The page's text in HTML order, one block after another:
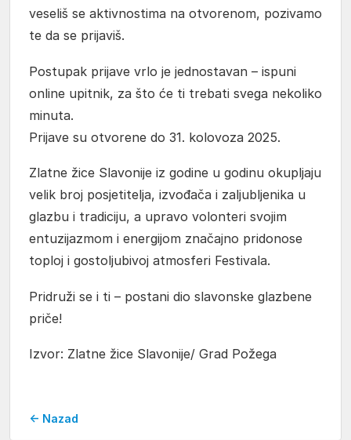
veseliš se aktivnostima na otvorenom, pozivamo
te da se prijaviš.
Postupak prijave vrlo je jednostavan – ispuni
online upitnik, za što će ti trebati svega nekoliko
minuta.
Prijave su otvorene do 31. kolovoza 2025.
Zlatne žice Slavonije iz godine u godinu okupljaju
velik broj posjetitelja, izvođača i zaljubljenika u
glazbu i tradiciju, a upravo volonteri svojim
entuzijazmom i energijom značajno pridonose
toploj i gostoljubivoj atmosferi Festivala.
Pridruži se i ti – postani dio slavonske glazbene
priče!
Izvor: Zlatne žice Slavonije/ Grad Požega
← Nazad